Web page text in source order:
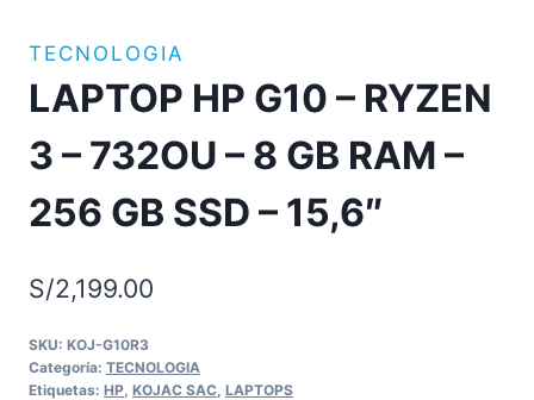
TECNOLOGIA
LAPTOP HP G10 – RYZEN
3 – 732OU – 8 GB RAM –
256 GB SSD – 15,6″
S/2,199.00
SKU: KOJ-G10R3
Categoría: TECNOLOGIA
Etiquetas: HP KOJAC SAC LAPTOPS